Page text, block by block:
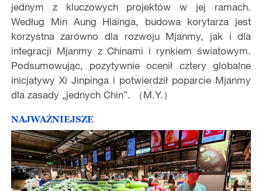
jednym z kluczowych projektów w jej ramach.
Według Min Aung Hlainga, budowa korytarza jest
korzystna zarówno dla rozwoju Mjanmy, jak i dla
integracji Mjanmy z Chinami i rynkiem światowym.
Podsumowując, pozytywnie ocenił cztery globalne
inicjatywy Xi Jinpinga i potwierdził poparcie Mjanmy
dla zasady „jednych Chin”. （M.Y.）
NAJWAŻNIEJSZE